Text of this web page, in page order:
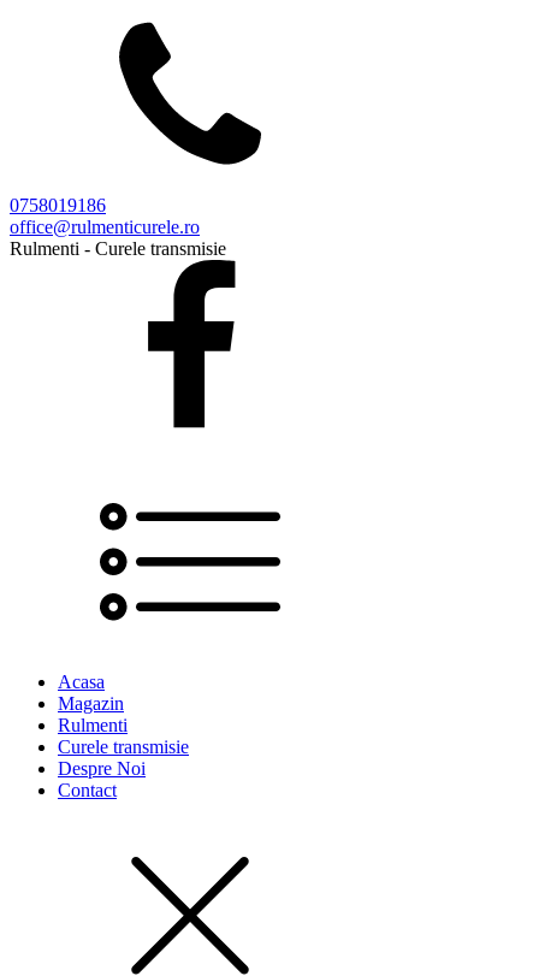
0758019186
office@rulmenticurele.ro
Rulmenti - Curele transmisie
Acasa
Magazin
Rulmenti
Curele transmisie
Despre Noi
Contact